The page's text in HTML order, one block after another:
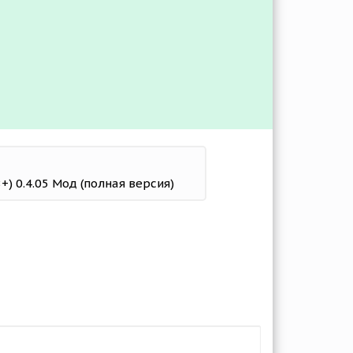
0.4.05 Мод (полная версия)